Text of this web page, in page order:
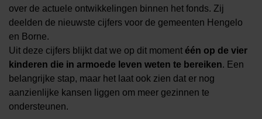
over de actuele ontwikkelingen binnen het fonds. Zij
deelden de nieuwste cijfers voor de gemeenten Hengelo
en Borne.
Uit deze cijfers blijkt dat we op dit moment één op de vier
kinderen die in armoede leven weten te bereiken. Een
belangrijke stap, maar het laat ook zien dat er nog
aanzienlijke kansen liggen om meer gezinnen te
ondersteunen.